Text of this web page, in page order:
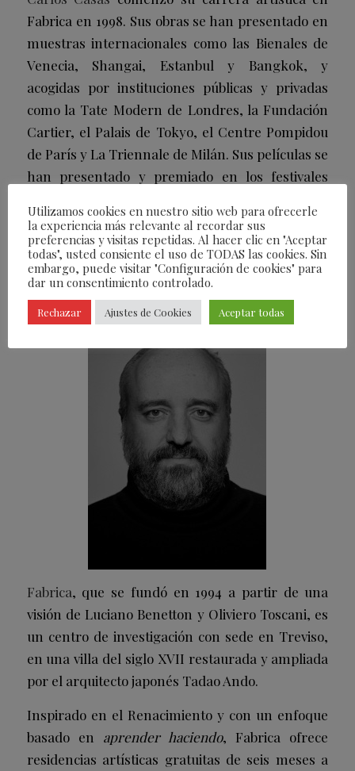
Fabrica en 1998. Sus obras se han presentado en
muestras internacionales como las Bienales de
Venecia, Shangai, Estanbul y Bangkok, y
acogidas por instituciones públicas y privadas
como la Tate Modern de Londres, la Fundación
Cartier, el Palais de Tokyo, el Centre Pompidou
de París y La Triennale de Milán. Sus películas se
han presentado y premiado en los festivales
Festival de Cine de Venecia, el Festival
Internacional de Cine de Rotterdam, el
CPH:DOX de Copenhague, el Festival
Internacional de Cine de Buenos Aires y el
FIDMarseille.
Fabrica, que se fundó en 1994 a partir de una
visión de Luciano Benetton y Oliviero Toscani, es
un centro de investigación con sede en Treviso,
en una villa del siglo XVII restaurada y ampliada
por el arquitecto japonés Tadao Ando.
Inspirado en el Renacimiento y con un enfoque
basado en aprender haciendo, Fabrica ofrece
residencias artísticas gratuitas de seis meses a
Utilizamos cookies en nuestro sitio web para ofrecerle
la experiencia más relevante al recordar sus
preferencias y visitas repetidas. Al hacer clic en "Aceptar
todas", usted consiente el uso de TODAS las cookies. Sin
embargo, puede visitar "Configuración de cookies" para
dar un consentimiento controlado.
Rechazar Ajustes de Cookies Aceptar todas